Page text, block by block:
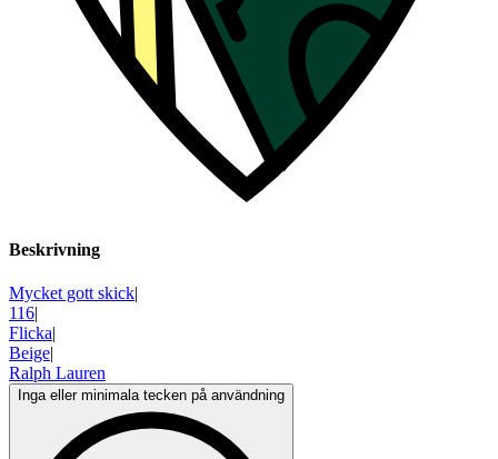
Beskrivning
Mycket gott skick|
116|
Flicka|
Beige|
Ralph Lauren
Inga eller minimala tecken på användning